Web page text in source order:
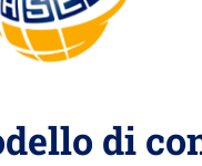
di